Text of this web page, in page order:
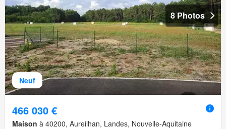
Neuf
8 Photos
466 030 €
Maison à 40200, Aureilhan, Landes, Nouvelle-Aquitaine